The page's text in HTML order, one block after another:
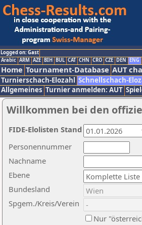
Logged on: Gast
Arabic ARM AZE BIH BUL CAT CHN CRO CZE DEN ENG
Home Tournament-Database AUT
Turnierschach-Elozahl Schnellschach-
Allgemeines Turnier anmelden: AUT
Willkommen bei den
Nachname
Ebene
Personennummer
Bundesland
Spgem./Kreis/Verein
Nur
FIDE-Elolisten Stand